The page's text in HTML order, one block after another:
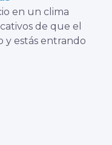
en un clima
de que el
y estás entrando